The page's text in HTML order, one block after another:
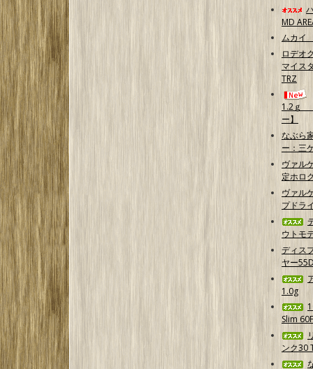
MD
ムカイ
ロデオ
マイス
TRZ
1.2ｇ
ー】
なぶら
ー：三
ヴァル
定ホロ
ヴァル
プドラ
ウトモ
ディス
ヤー
1.0g
Slim
ンク30